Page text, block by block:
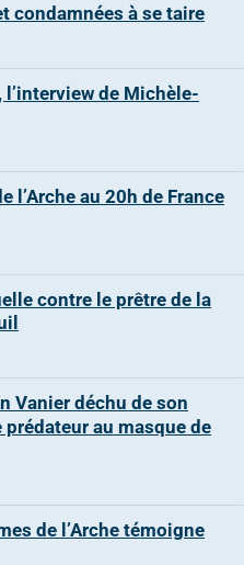
condamnées à se taire
l’interview de Michèle-
l’Arche au 20h de France
contre le prêtre de la
Vanier déchu de son
au masque de
de l’Arche témoigne